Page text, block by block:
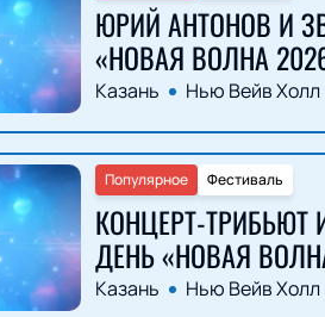
ЮРИЙ АНТОНОВ И
«НОВАЯ ВОЛНА
Казань Нью Вейв Холл
Фестиваль
Популярное
КОНЦЕРТ-ТРИБЬЮТ
ДЕНЬ «НОВАЯ
Казань Нью Вейв Холл